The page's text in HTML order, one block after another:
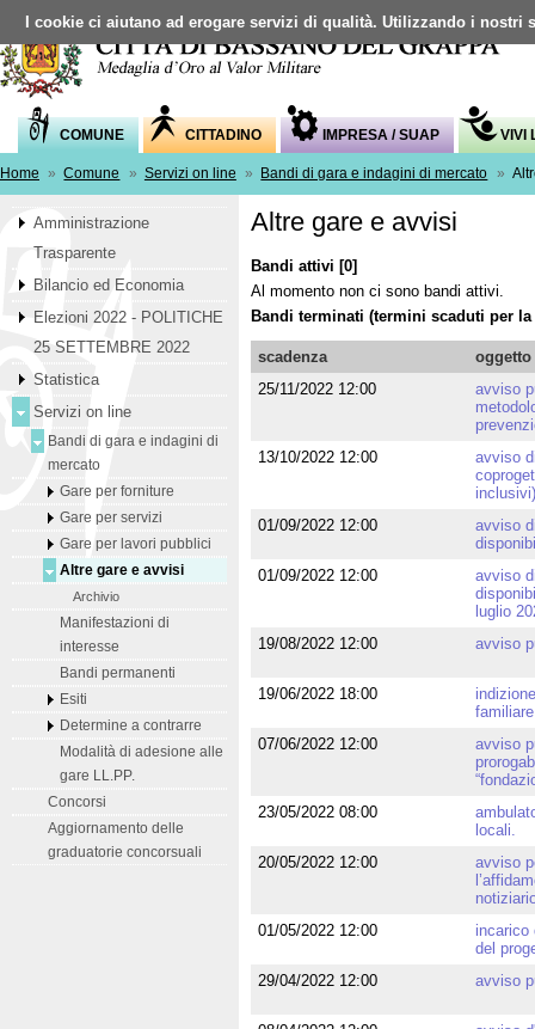
COMUNE CITTADINO IMPRESA / SUAP VIVI
Home » Comune » Servizi on line » Bandi di gara e indagini di mercato »
Amministrazione
Trasparente
Bilancio ed Economia
Elezioni 2022 - POLITICHE
25 SETTEMBRE 2022
Statistica
Servizi on line
Bandi di gara e indagini di
mercato
Gare per forniture
Gare per servizi
Gare per lavori pubblici
Altre gare e avvisi
Archivio
Manifestazioni di
interesse
Bandi permanenti
Esiti
Determine a contrarre
Modalità di adesione alle
gare LL.PP.
Concorsi
Aggiornamento delle
graduatorie concorsuali
Altre gare e avvisi
Bandi attivi [0]
Al momento non ci sono bandi attivi.
Bandi terminati (termini scaduti per
scadenza
oggetto
25/11/2022 12:00
avviso
13/10/2022 12:00
avviso
01/09/2022 12:00
avviso
01/09/2022 12:00
avviso
luglio
19/08/2022 12:00
avviso
19/06/2022 18:00
07/06/2022 12:00
avviso
23/05/2022 08:00
locali.
20/05/2022 12:00
avviso
01/05/2022 12:00
incarico
del
29/04/2022 12:00
avviso
I cookie ci aiutano ad erogare servizi di qualità. Utilizzando i